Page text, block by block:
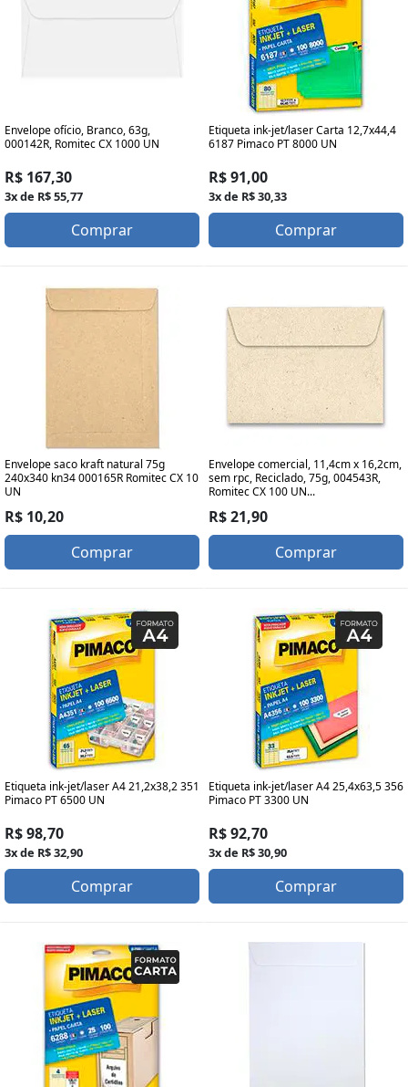
Envelope ofício, Branco, 63g,
000142R, Romitec CX 1000 UN
R$ 167,30
3x de R$ 55,77
Comprar
Etiqueta ink-jet/laser Carta 12,7x44,4
6187 Pimaco PT 8000 UN
R$ 91,00
3x de R$ 30,33
Comprar
Envelope saco kraft natural 75g
240x340 kn34 000165R Romitec CX 10
UN
R$ 10,20
Comprar
Envelope comercial, 11,4cm x 16,2cm,
sem rpc, Reciclado, 75g, 004543R,
Romitec CX 100 UN...
R$ 21,90
Comprar
Etiqueta ink-jet/laser A4 21,2x38,2 351
Pimaco PT 6500 UN
R$ 98,70
3x de R$ 32,90
Comprar
Etiqueta ink-jet/laser A4 25,4x63,5 356
Pimaco PT 3300 UN
R$ 92,70
3x de R$ 30,90
Comprar